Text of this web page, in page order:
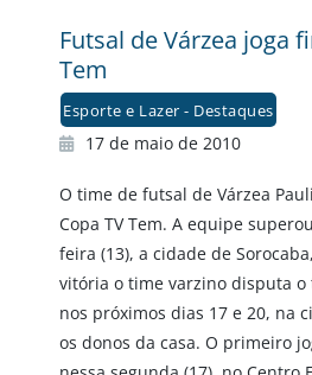
Futsal de Várzea joga
Tem
Esporte e Lazer - Destaques
17 de maio de 2010
O time de futsal de Várzea
Copa TV Tem. A equipe
feira (13), a cidade de
vitória o time varzino disputa o
nos próximos dias 17 e 20, na
os donos da casa. O primeiro